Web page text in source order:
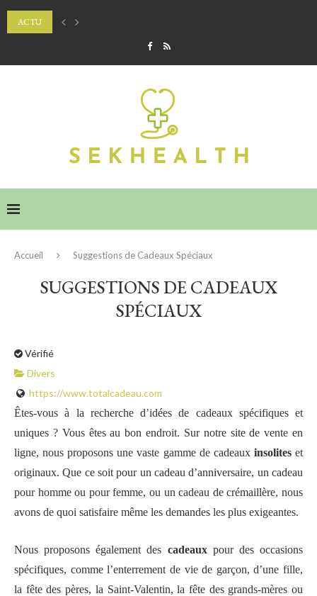
ACTU
Comment faire tenir son rouge à lèvres mat toute la soirée ?
Accueil Suggestions de Cadeaux Spéciaux
SUGGESTIONS DE CADEAUX
SPÉCIAUX
Vérifié
Divers
https://www.totalcadeau.com
Êtes-vous à la recherche d’idées de cadeaux spécifiques et
uniques ? Vous êtes au bon endroit. Sur notre site de vente en
ligne, nous proposons une vaste gamme de cadeaux insoliteset
originaux. Que ce soit pour un cadeau d’anniversaire, un cadeau
pour homme ou pour femme, ou un cadeau de crémaillère, nous
avons de quoi satisfaire même les demandes les plus exigeantes.
Nous proposons également des cadeauxpour des occasions
spécifiques, comme l’enterrement de vie de garçon, d’une fille,
la fête des pères, la Saint-Valentin, la fête des grands-mères ou